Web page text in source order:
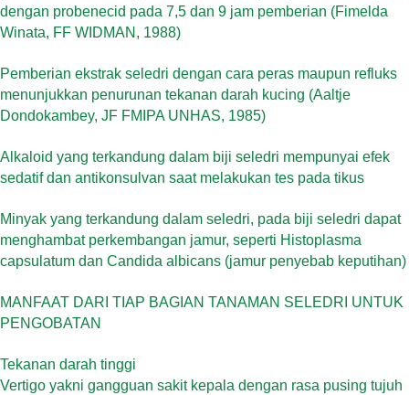
dengan probenecid pada 7,5 dan 9 jam pemberian (Fimelda
Winata, FF WIDMAN, 1988)
Pemberian ekstrak seledri dengan cara peras maupun refluks
menunjukkan penurunan tekanan darah kucing (Aaltje
Dondokambey, JF FMIPA UNHAS, 1985)
Alkaloid yang terkandung dalam biji seledri mempunyai efek
sedatif dan antikonsulvan saat melakukan tes pada tikus
Minyak yang terkandung dalam seledri, pada biji seledri dapat
menghambat perkembangan jamur, seperti Histoplasma
capsulatum dan Candida albicans (jamur penyebab keputihan)
MANFAAT DARI TIAP BAGIAN TANAMAN SELEDRI UNTUK
PENGOBATAN
Tekanan darah tinggi
Vertigo yakni gangguan sakit kepala dengan rasa pusing tujuh